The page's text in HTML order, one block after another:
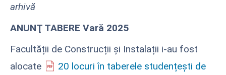
arhivă
ANUNŢ TABERE Vară 2025
Facultății de Construcții și Instalații i-au fost
alocate
20 locuri în taberele studențești de